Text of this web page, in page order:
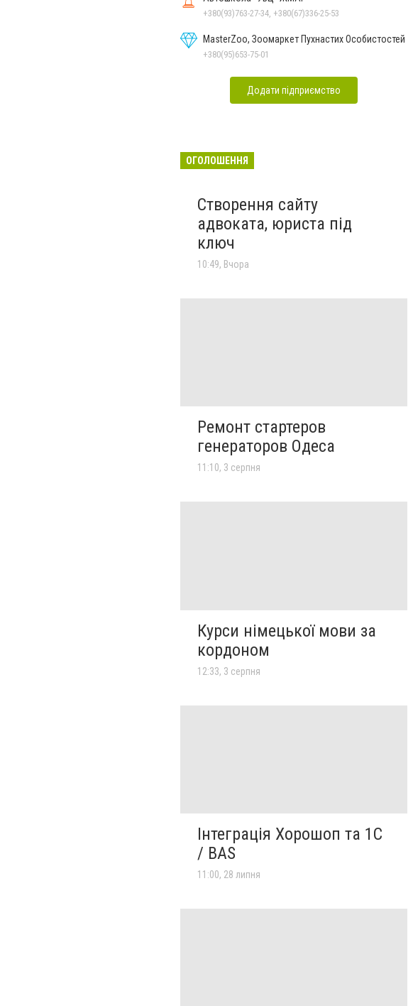
+380(93)763-27-34, +380(67)336-25-53
MasterZoo, Зоомаркет Пухнастих Особистостей
+380(95)653-75-01
Додати підприємство
ОГОЛОШЕННЯ
Створення сайту
адвоката, юриста під
ключ
10:49, Вчора
Ремонт стартеров
генераторов Одеса
11:10, 3 серпня
Курси німецької мови за
кордоном
12:33, 3 серпня
Інтеграція Хорошоп та 1C
/ BAS
11:00, 28 липня